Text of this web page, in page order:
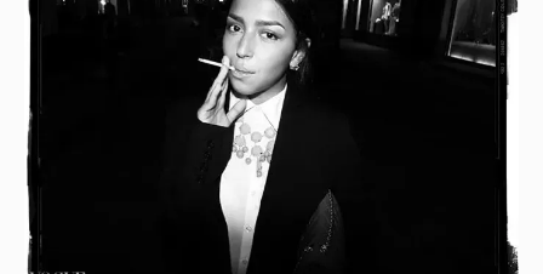
Рублёвские дочки 187